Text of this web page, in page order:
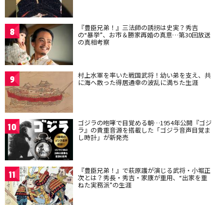
8 『豊臣兄弟！』三法師の誘拐は史実？秀吉
の“暴挙”、お市＆勝家再婚の真意…第30回放送
の真相考察
9 村上水軍を率いた戦国武将！幼い弟を支え、共
に海へ散った得居通幸の波乱に満ちた生涯
10 ゴジラの咆哮で目覚める朝…1954年公開『ゴジ
ラ』の貴重音源を搭載した「ゴジラ音声目覚ま
し時計」が新発売
11 『豊臣兄弟！』で萩原護が演じる武将・小堀正
次とは？秀長・秀吉・家康が重用、“出家を重
ねた実務派”の生涯